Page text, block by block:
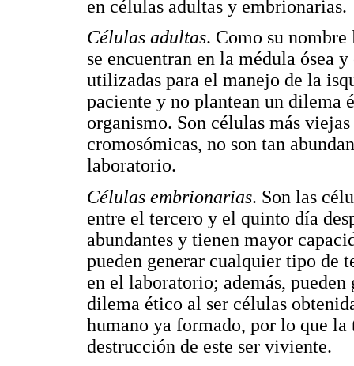
en células adultas y embrionarias.
Células adultas. Como su
se encuentran en la médula ósea
utilizadas para el manejo de la
paciente y no plantean un dilema
organismo. Son células más
cromosómicas, no son tan
laboratorio.
Células embrionarias. Son las
entre el tercero y el quinto día
abundantes y tienen mayor
pueden generar cualquier tipo de
en el laboratorio; además,
dilema ético al ser células
humano ya formado, por lo que la
destrucción de este ser viviente.